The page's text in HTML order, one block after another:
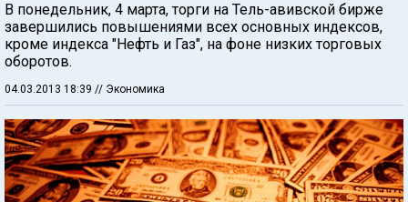
В понедельник, 4 марта, торги на Тель-авивской бирже
завершились повышениями всех основных индексов,
кроме индекса "Нефть и Газ", на фоне низких торговых
оборотов.
04.03.2013 18:39 // Экономика